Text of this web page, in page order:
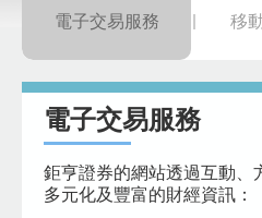
電子交易服務 移
電子交易服務
鉅亨證券的網站透過互動、
多元化及豐富的財經資訊：